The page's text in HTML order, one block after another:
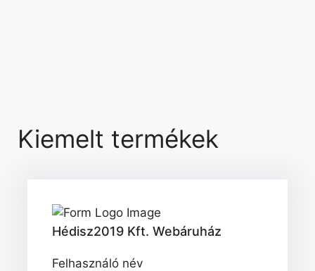
Kiemelt termékek
Hédisz2019 Kft. Webáruház
Felhasználó név